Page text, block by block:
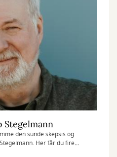
Stegelmann
den sunde skepsis og
Her får du fire